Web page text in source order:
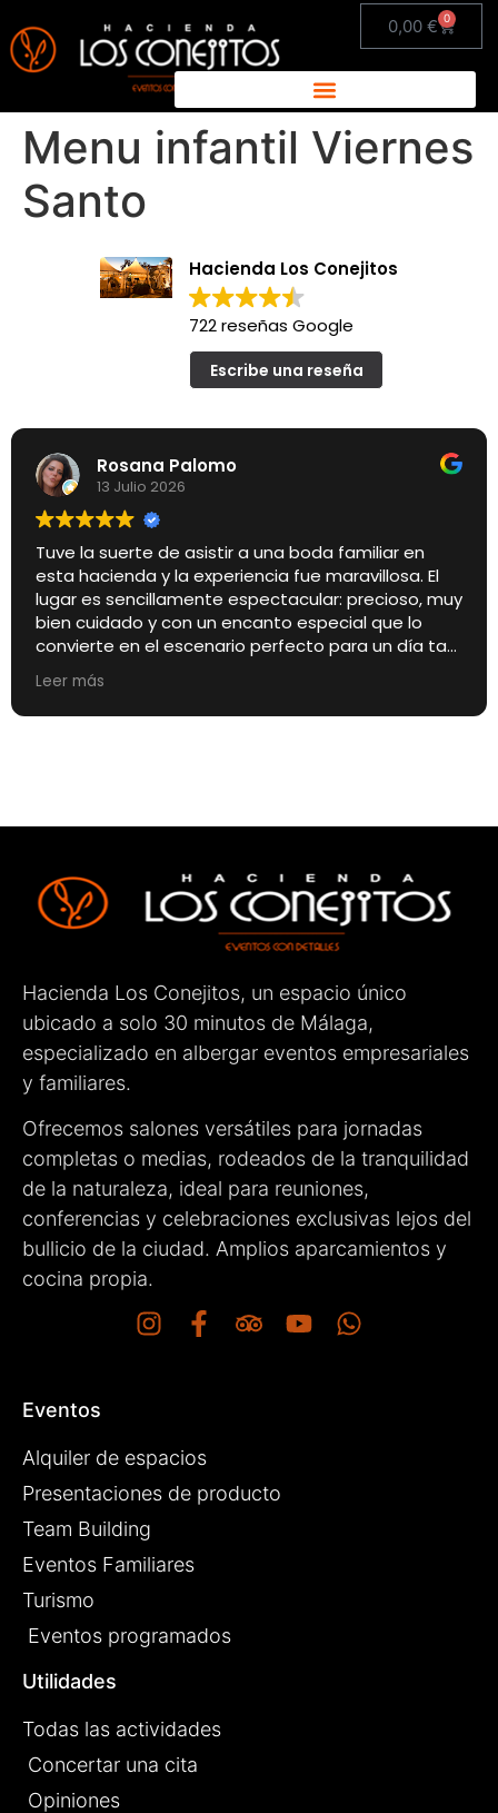
0,00€ 0
Menu infantil Viernes
Santo
Hacienda Los Conejitos
722 reseñas Google
Escribe una reseña
Rosana Palomo
13 Julio 2026
Tuve la suerte de asistir a una boda familiar en
esta hacienda y la experiencia fue maravillosa. El
lugar es sencillamente espectacular: precioso, muy
bien cuidado y con un encanto especial que lo
convierte en el escenario perfecto para un día tan
importante.
Pero si algo quiero destacar especialmente es el
trato de los encargados de la finca. Desde el
invitados nos sintiéramos muy cómodos.
celebrar cualquier evento. ¡Enhorabuena por el
gran trabajo que hacéis!
Leer más
Hacienda Los Conejitos, un espacio único
ubicado a solo 30 minutos de Málaga,
especializado en albergar eventos empresariales
y familiares.
Ofrecemos salones versátiles para jornadas
completas o medias, rodeados de la tranquilidad
de la naturaleza, ideal para reuniones,
conferencias y celebraciones exclusivas lejos del
bullicio de la ciudad. Amplios aparcamientos y
cocina propia.
Eventos
Alquiler de espacios
Presentaciones de producto
Team Building
Eventos Familiares
Turismo
Eventos programados
Utilidades
Todas las actividades
Concertar una cita
Opiniones